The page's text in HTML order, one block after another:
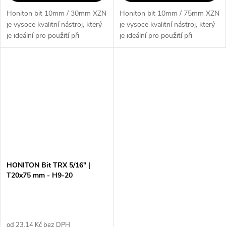
Honiton bit 10mm / 30mm XZN
je vysoce kvalitní nástroj, který
je ideální pro použití při
opravách a údržbě. Jeho klíčové
Honiton bit 10mm / 75mm XZN
je vysoce kvalitní nástroj, který
je ideální pro použití při
opravách a údržbě. Jeho klíčové
HONITON Bit TRX 5/16" |
T20x75 mm - H9-20
od 23,14 Kč bez DPH